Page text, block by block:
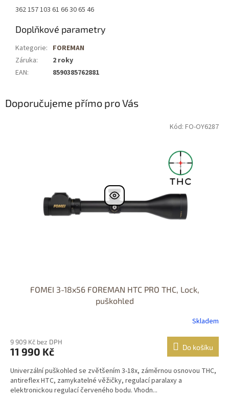
362 157 103 61 66 30 65 46
Doplňkové parametry
Kategorie: FOREMAN
Záruka:
2 roky
EAN: 8590385762881
Doporučujeme přímo pro Vás
FOMEI 3-18x56 FOREMAN HTC PRO THC, Lock,
puškohled
Skladem
9 909 Kč bez DPH
11 990 Kč Do košíku
Univerzální puškohled se zvětšením 3-18x, záměrnou osnovou THC,
antireflex HTC, zamykatelné věžičky, regulací paralaxy a
elektronickou regulací červeného bodu. Vhodn...
Kód: FO-OY6287